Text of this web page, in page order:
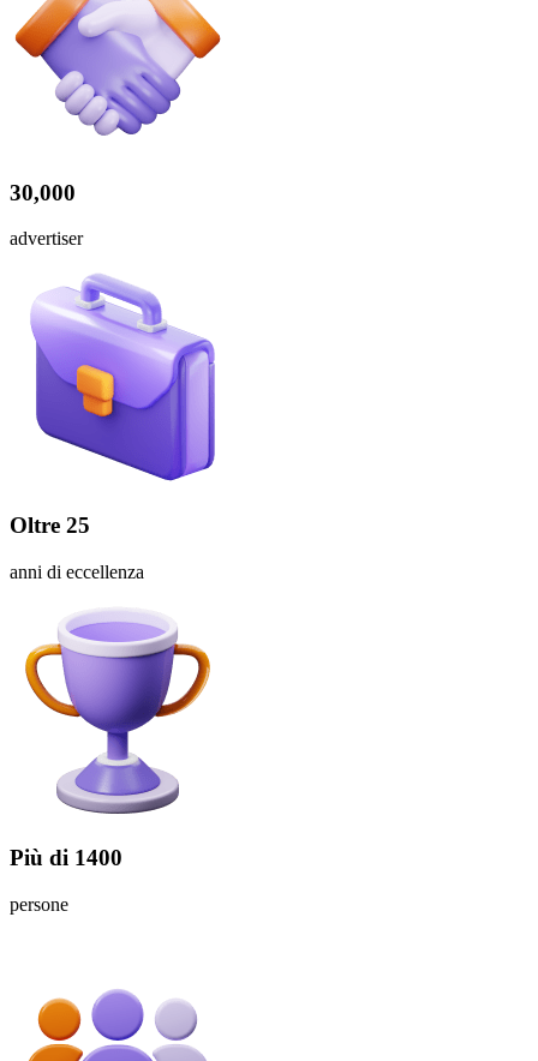
30,000
advertiser
Oltre 25
anni di eccellenza
Più di 1400
persone